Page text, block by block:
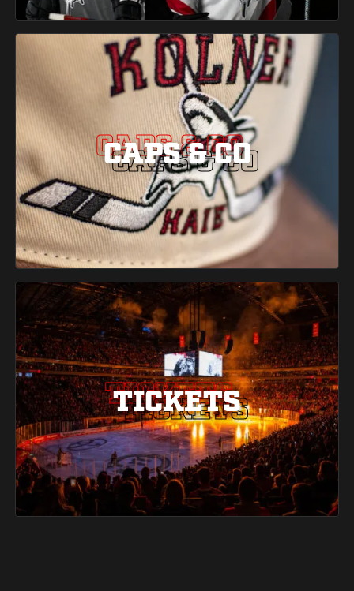
CAPS & CO
CAPS & CO
CAPS & CO
TICKETS
TICKETS
TICKETS